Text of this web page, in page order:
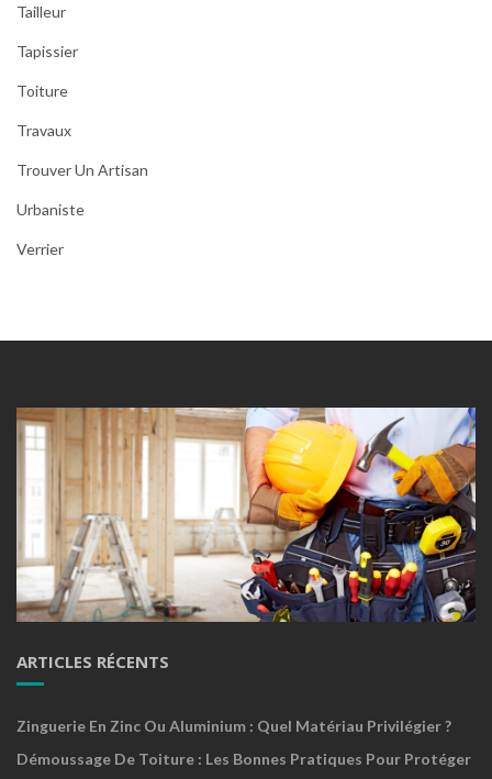
Tailleur
Tapissier
Toiture
Travaux
Trouver Un Artisan
Urbaniste
Verrier
ARTICLES RÉCENTS
Zinguerie En Zinc Ou Aluminium : Quel Matériau Privilégier ?
Démoussage De Toiture : Les Bonnes Pratiques Pour Protéger